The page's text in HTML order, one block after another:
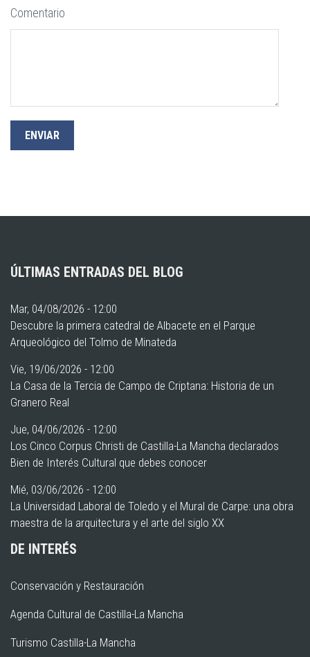
Comentario
ÚLTIMAS ENTRADAS DEL BLOG
Mar, 04/08/2026 - 12:00
Descubre la primera catedral de Albacete en el Parque
Arqueológico del Tolmo de Minateda
Vie, 19/06/2026 - 12:00
La Casa de la Tercia de Campo de Criptana: Historia de un
Granero Real
Jue, 04/06/2026 - 12:00
Los Cinco Corpus Christi de Castilla-La Mancha declarados
Bien de Interés Cultural que debes conocer
Mié, 03/06/2026 - 12:00
La Universidad Laboral de Toledo y el Mural de Carpe: una obra
maestra de la arquitectura y el arte del siglo XX
DE INTERÉS
Conservación y Restauración
Agenda Cultural de Castilla-La Mancha
Turismo Castilla-La Mancha